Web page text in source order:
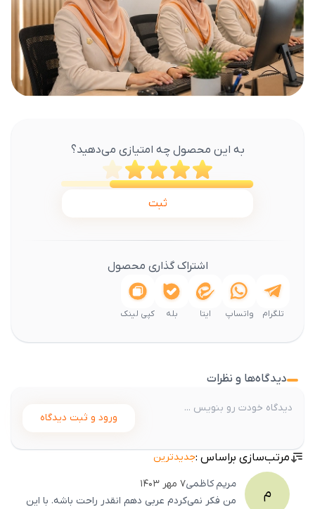
به این محصول چه امتیازی می‌دهید؟
ثبت
اشتراک گذاری محصول
تلگرام واتساپ ایتا بله کپی لینک
دیدگاه‌ها و نظرات
ورود و ثبت دیدگاه
مرتب‌سازی براساس :جدیدترین
م مریمکاظمی۷ مهر ۱۴۰۳
من فکر نمی‌کردم عربی دهم انقدر راحت باشه. با این